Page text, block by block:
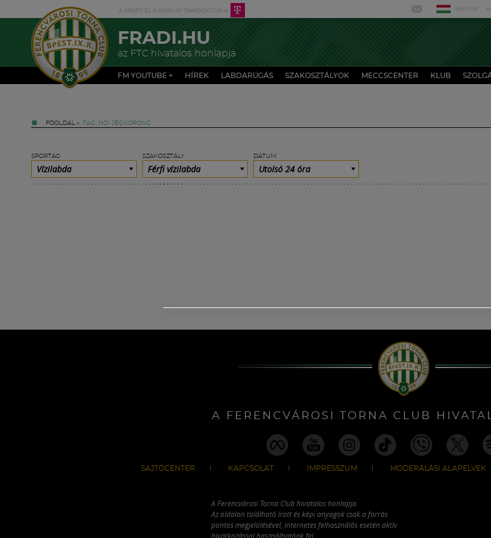
MAGYAR
FRADI.HU
az FTC hivatalos honlapja
FM YOUTUBE + HÍREK LABDARÚGÁS SZAKOSZTÁLYOK MECCSCENTER KLUB
FŐOLDAL » TAG: NŐI JÉGKORONG
SPORTÁG
Vízilabda
SZAKOSZTÁLY
Férfi vízilabda
DÁTUM
Utolsó 24 óra
A FERENCVÁROSI TORNA CLUB
SAJTÓCENTER KAPCSOLAT IMPRESSZUM MODERÁLÁSI ALAPELVEK
A Ferencvárosi Torna Club hivatalos honlapja
Az oldalon található írott és képi anyagok csak a forrás
pontos megjelölésével, internetes felhasználás esetén aktív
hivatkozással használhatóak fel.